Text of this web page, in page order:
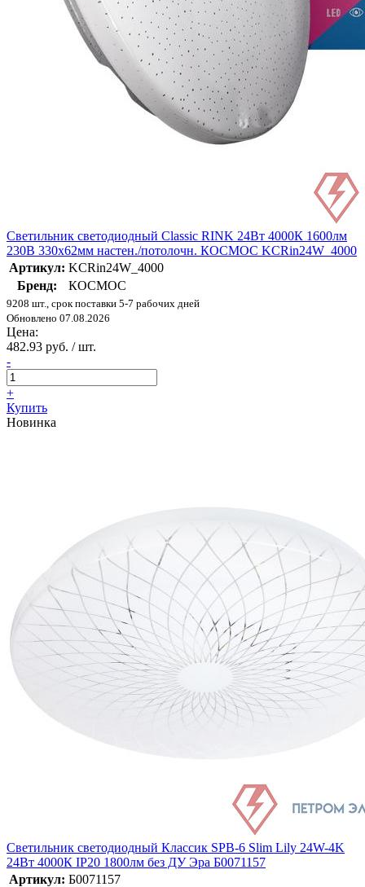
Светильник светодиодный Classic RINK 24Вт 4000К 1600лм
230В 330х62мм настен./потолочн. КОСМОС KCRin24W_4000
Артикул: KCRin24W_4000
Бренд:
КОСМОС
9208 шт., срок поставки 5-7 рабочих дней
Обновлено 07.08.2026
Цена:
482.93 руб. / шт.
-
+
Купить
Новинка
Светильник светодиодный Классик SPB-6 Slim Lily 24W-4K
24Вт 4000К IP20 1800лм без ДУ Эра Б0071157
Артикул: Б0071157